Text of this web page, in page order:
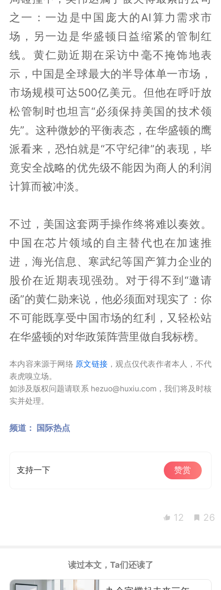
之一：一边是中国庞大的AI算力需求市
场，另一边是华盛顿日益缩紧的管制红
线。黄仁勋近期在采访中毫不掩饰地表
示，中国是全球最大的半导体单一市场，
市场规模可达500亿美元。但他在呼吁放
松管制时也坦言“必须保持美国的技术领
先”。这种微妙的平衡表态，在华盛顿的鹰
派看来，恐怕就是“不守纪律”的表现，毕
竟安全战略的优先级不能因为商人的利润
计算而被冲淡。
不过，美国这套两手操作终将难以奏效。
中国在芯片领域的自主替代也在加速推
进，海光信息、寒武纪等国产算力企业的
股价在近期表现强劲。对于得不到“邀请
函”的黄仁勋来说，他必须面对现实了：你
不可能既享受中国市场的红利，又轻松站
在华盛顿的对华政策阵营里做自我标榜。
本内容来源于网络 原文链接 ，观点仅代表作者本人，不代
表虎嗅立场。
如涉及版权问题请联系 hezuo@huxiu.com，我们将及时核
实并处理。
频道： 国际热点
支持一下 赞赏
12 26
读过本文，Ta们还读了